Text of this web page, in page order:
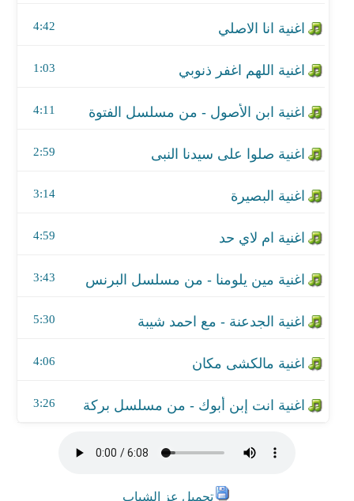
4:42
1:03
4:11
2:59
3:14
4:59
اغنية مين يلومنا - من مسلسل البرنس
3:43
اغنية الجدعنة - مع احمد شيبة
5:30
اغنية مالكشى مكان
4:06
3:26
تحميل عز الشباب